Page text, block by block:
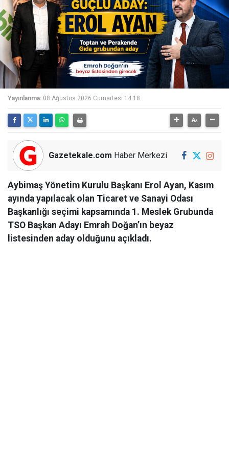
Yayınlanma: 08 Ağustos 2026 Cumartesi 14:18
Gazetekale.com Haber Merkezi
Aybimaş Yönetim Kurulu Başkanı Erol Ayan, Kasım
ayında yapılacak olan Ticaret ve Sanayi Odası
Başkanlığı seçimi kapsamında 1. Meslek Grubunda
TSO Başkan Adayı Emrah Doğan’ın beyaz
listesinden aday olduğunu açıkladı.